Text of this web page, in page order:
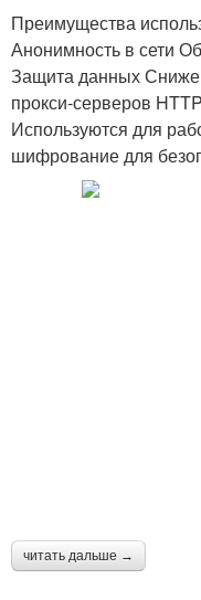
Преимущества
Анонимность в сети
Защита данных
прокси-серверов
Используются для
шифрование для
читать дальше →